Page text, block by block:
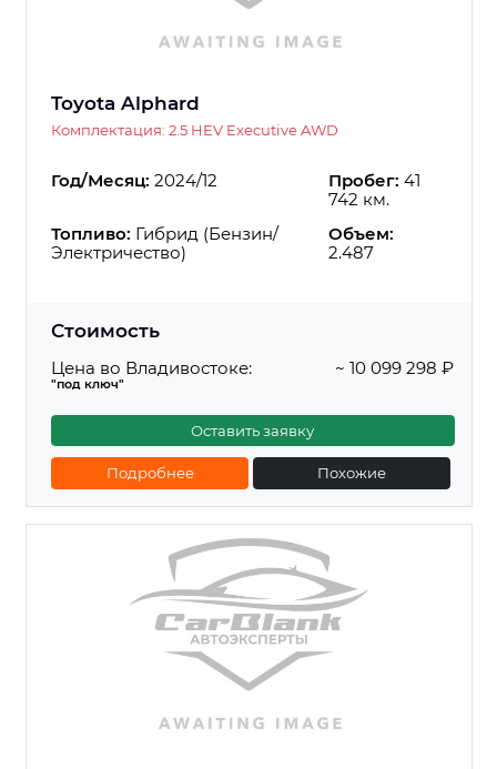
Toyota Alphard
Комплектация: 2.5 HEV Executive AWD
Год/Месяц: 2024/12 Пробег: 41
742 км.
Топливо: Гибрид (Бензин/
Электричество)
Объем:
2.487
Стоимость
Цена во Владивостоке:
"под ключ"
~ 10 099 298 ₽
Оставить заявку
Подробнее Похожие